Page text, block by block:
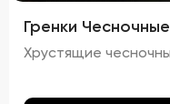
Гренки Чесночные